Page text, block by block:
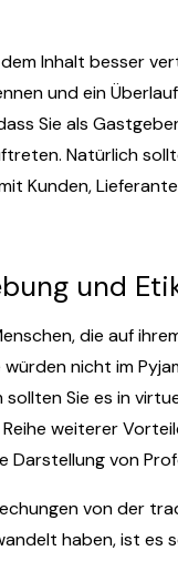
Inhalt besser
und ein
Sie als
Natürlich
Kunden,
und
die auf
nicht im
Sie es in
weiterer
Darstellung von
von der
haben, ist es